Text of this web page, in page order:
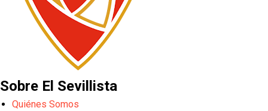
Sobre El Sevillista
Quiénes Somos